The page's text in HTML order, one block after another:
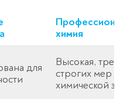
химия
для
Высокая,
строгих мер
химической